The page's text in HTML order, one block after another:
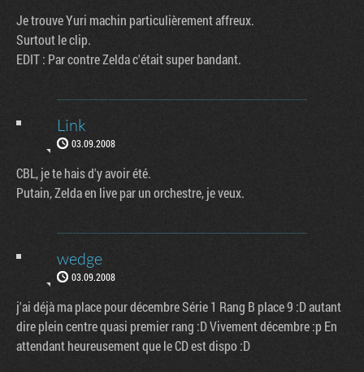
Je trouve Yuri machin particulièrement affreux.
Surtout le clip.
EDIT : Par contre Zelda c'était super bandant.
Link
03.09.2008
CBL, je te hais d'y avoir été.
Putain, Zelda en live par un orchestre, je veux.
wedge
03.09.2008
j'ai déjà ma place pour décembre Série 1 Rang B place 9 :D autant
dire plein centre quasi premier rang :D Vivement décembre :p En
attendant heureusement que le CD est dispo :D